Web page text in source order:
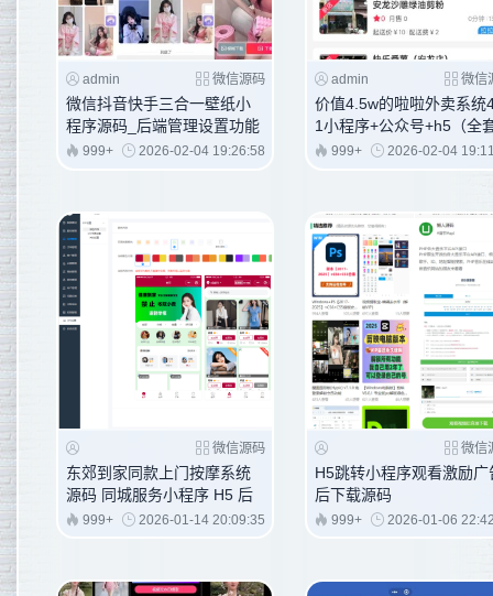
admin 微信源码
微信抖音快手三合一壁纸小
程序源码_后端管理设置功能
丰富999+ 2026-02-04 19:26:58
admin 微信
价值4.5w的啦啦外卖系统
1小程序+公众号+h5（全
码+全插件）+搭建教程
999+ 2026-02-04
微信源码
东郊到家同款上门按摩系统
源码 同城服务小程序 H5 后
台可 DIY 部署
999+ 2026-01-14 20:09:35
微信
H5跳转小程序观看激励广
后下载源码
999+ 2026-01-06